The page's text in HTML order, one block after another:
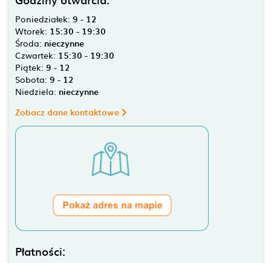
Poniedziałek: 9 - 12
Wtorek: 15:30 - 19:30
Środa: nieczynne
Czwartek: 15:30 - 19:30
Piątek: 9 - 12
Sobota: 9 - 12
Niedziela: nieczynne
Zobacz dane kontaktowe
Płatności: